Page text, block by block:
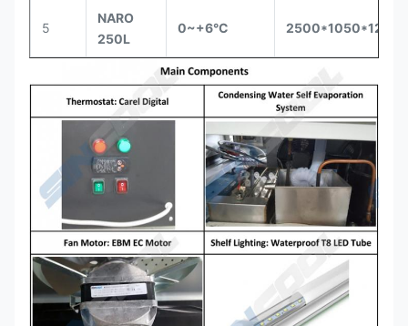
5
NARO
250L
0~+6°C 2500*1050*1200